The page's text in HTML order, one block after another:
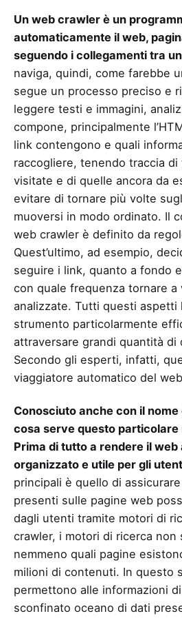
Un web crawler è un
automaticamente il web,
seguendo i collegamenti tra
naviga, quindi, come farebbe
segue un processo preciso e
leggere testi e immagini,
compone, principalmente
link contengono e quali
raccogliere, tenendo traccia
visitate e di quelle ancora da
evitare di tornare più volte
muoversi in modo ordinato. Il
web crawler è definito da
Quest’ultimo, ad esempio,
seguire i link, quanto a fondo
con quale frequenza tornare a
analizzate. Tutti questi aspetti
strumento particolarmente
attraversare grandi quantità di
Secondo gli esperti, infatti,
viaggiatore automatico del
Conosciuto anche con il nome
cosa serve questo
Prima di tutto a rendere il web
organizzato e utile per gli
principali è quello di
presenti sulle pagine web
dagli utenti tramite motori di
crawler, i motori di ricerca non
nemmeno quali pagine
milioni di contenuti. In questo
permettono alle informazioni
sconfinato oceano di dati